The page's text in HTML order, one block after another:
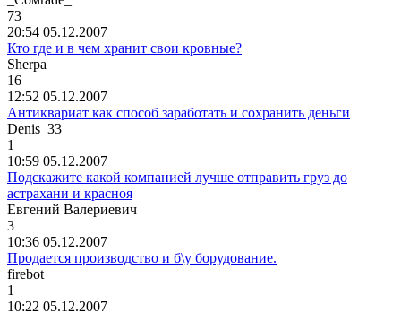
73
20:54 05.12.2007
Кто где и в чем хранит свои кровные?
Sherpa
16
12:52 05.12.2007
Антиквариат как способ заработать и сохранить деньги
Denis_33
1
10:59 05.12.2007
Подскажите какой компанией лучше отправить груз до
астрахани и красноя
Евгений Валериевич
3
10:36 05.12.2007
Продается производство и б\у борудование.
firebot
1
10:22 05.12.2007